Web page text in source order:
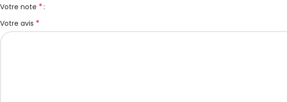
Votre note *
Votre avis *